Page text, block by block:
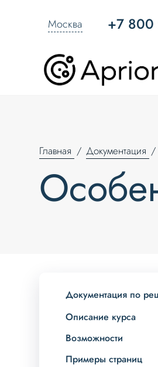
Москва +7
Главная Документация
Документация по
Описание курса
Возможности
Примеры страниц